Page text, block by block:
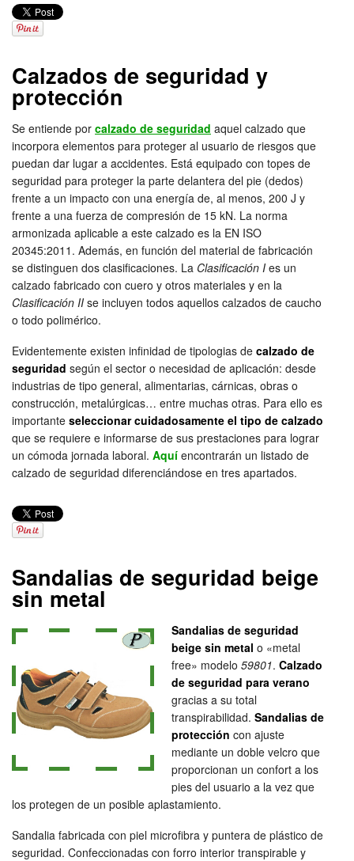
Calzados de seguridad y
protección
Se entiende por calzado de seguridad aquel calzado que
incorpora elementos para proteger al usuario de riesgos que
puedan dar lugar a accidentes. Está equipado con topes de
seguridad para proteger la parte delantera del pie (dedos)
frente a un impacto con una energía de, al menos, 200 J y
frente a una fuerza de compresión de 15 kN. La norma
armonizada aplicable a este calzado es la EN ISO
20345:2011. Además, en función del material de fabricación
se distinguen dos clasificaciones. La Clasificación I es un
calzado fabricado con cuero y otros materiales y en la
Clasificación II se incluyen todos aquellos calzados de caucho
o todo polimérico.
Evidentemente existen infinidad de tipologias de calzado de
seguridad según el sector o necesidad de aplicación: desde
industrias de tipo general, alimentarias, cárnicas, obras o
construcción, metalúrgicas… entre muchas otras. Para ello es
importante seleccionar cuidadosamente el tipo de calzado
que se requiere e informarse de sus prestaciones para lograr
un cómoda jornada laboral. Aquí encontrarán un listado de
calzado de seguridad diferenciándose en tres apartados.
Sandalias de seguridad beige
sin metal
Sandalias de seguridad
beige sin metal o «metal
free» modelo 59801. Calzado
de seguridad para verano
gracias a su total
transpirabilidad. Sandalias de
protección con ajuste
mediante un doble velcro que
proporcionan un confort a los
pies del usuario a la vez que
los protegen de un posible aplastamiento.
Sandalia fabricada con piel microfibra y puntera de plástico de
seguridad. Confeccionadas con forro interior transpirable y